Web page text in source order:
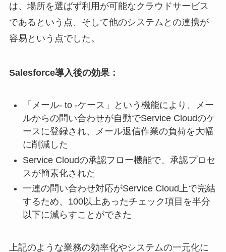
は、場所を選ばず利用が可能なクラウドサービス
であるという点、そして他のシステムとの連携が
容易という点でした。
Salesforce導入後の効果：
「メール- to -ケース」という機能により、メー
ルからの問い合わせが自動でService Cloudのケ
ースに登録され、メール返信作業の負荷を大幅
に削減した
Service Cloudの承認フロー機能で、承認プロセ
スが簡素化された
一連の問い合わせ対応がService Cloud上で完結
するため、100以上あったチェック項目を半分
以下に減らすことができた
上記のような業務の効率化やシステムの一元化に